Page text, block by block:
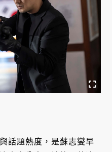
話題熱度，是蘇志燮早